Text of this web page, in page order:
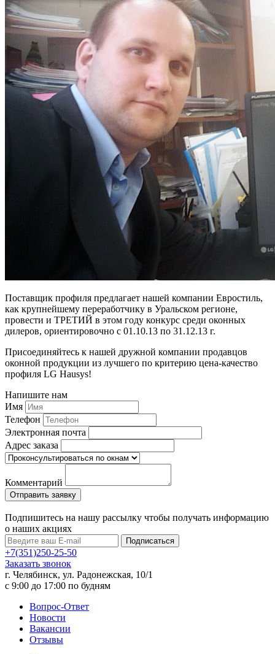
Поставщик профиля предлагает нашей компании Евростиль,
как крупнейшему переработчику в Уральском регионе,
провести и ТРЕТИЙ в этом году конкурс среди оконных
дилеров, ориентировочно с 01.10.13 по 31.12.13 г.
Присоединяйтесь к нашей дружной компании продавцов
оконной продукции из лучшего по критерию цена-качество
профиля LG Hausys!
Напишите нам
Имя
Телефон
Электронная почта
Адрес заказа
Комментарий
Подпишитесь на нашу рассылку чтобы получать информацию
о наших акциях
Подписаться
+7(351)250-25-50
Заказать звонок
г. Челябинск, ул. Радонежская, 10/1
c 9:00 до 17:00 по будням
Вопрос-Ответ
Новости
Вакансии
Отзывы